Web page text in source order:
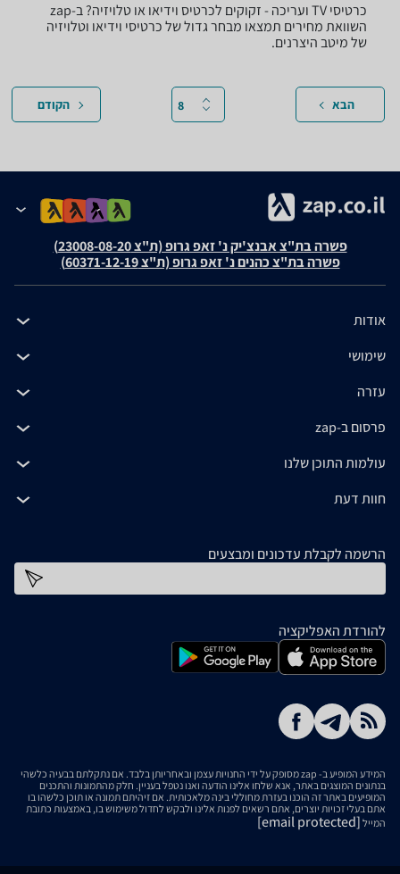
כרטיסי TV ועריכה - זקוקים לכרטיס וידיאו או טלויזיה? ב-zap
השוואת מחירים תמצאו מבחר גדול של כרטיסי וידיאו וטלויזיה
של מיטב היצרנים.
הבא הקודם
פשרה בת"צ אבנצ'יק נ' זאפ גרופ (ת"צ 23008-08-20)
פשרה בת"צ כהנים נ' זאפ גרופ (ת"צ 60371-12-19)
אודות
שימושי
עזרה
פרסום ב-zap
עולמות התוכן שלנו
חוות דעת
הרשמה לקבלת עדכונים ומבצעים
להורדת האפליקציה
המידע המופיע ב- zap מסופק על ידי החנויות עצמן ובאחריותן בלבד. אם נתקלתם בבעיה כלשהי
בנתונים המוצגים באתר, אנא שלחו אלינו הודעה ואנו נטפל בעניין. חלק מהתמונות והתכנים
המופיעים באתר זה הוכנו בעזרת מחוללי בינה מלאכותית. אם זיהיתם תמונה או תוכן כלשהו בו
אתם בעלי זכויות יוצרים, אתם רשאים לפנות אלינו ולבקש לחדול משימוש בו, באמצעות כתובת
המייל [email protected]